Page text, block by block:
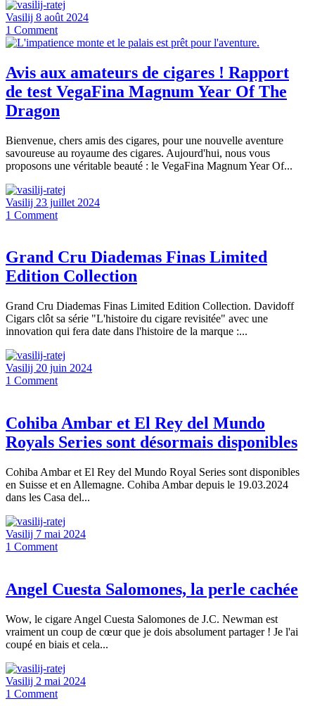
Vasilij 8 août 2024
1 Comment
Avis aux amateurs de cigares ! Rapport
de test VegaFina Magnum Year Of The
Dragon
Bienvenue, chers amis des cigares, pour une nouvelle aventure
savoureuse au royaume des cigares. Aujourd'hui, nous vous
proposons une véritable beauté : le VegaFina Magnum Year Of...
Vasilij 23 juillet 2024
1 Comment
Grand Cru Diademas Finas Limited
Edition Collection
Grand Cru Diademas Finas Limited Edition Collection. Davidoff
Cigars clôt sa série "L'histoire du cigare revisitée" avec une
innovation qui fera date dans l'histoire de la marque :...
Vasilij 20 juin 2024
1 Comment
Cohiba Ambar et El Rey del Mundo
Royals Series sont désormais disponibles
Cohiba Ambar et El Rey del Mundo Royal Series sont disponibles
en Suisse et en Allemagne. Cohiba Ambar depuis le 19.03.2024
dans les Casa del...
Vasilij 7 mai 2024
1 Comment
Angel Cuesta Salomones, la perle cachée
Wow, le cigare Angel Cuesta Salomones de J.C. Newman est
vraiment un coup de cœur que je dois absolument partager ! Je l'ai
coupé en biais et cela...
Vasilij 2 mai 2024
1 Comment